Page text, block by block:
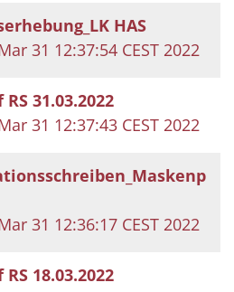
HAS
31 12:37:54 CEST 2022
31.03.2022
31 12:37:43 CEST 2022
31 12:36:17 CEST 2022
18.03.2022